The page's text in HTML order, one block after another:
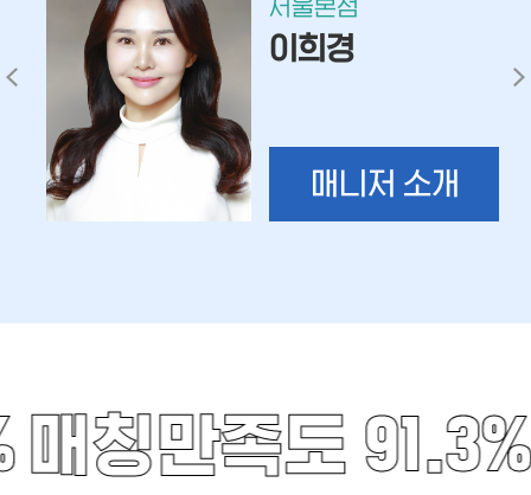
서울본점
이희경
매니저 소개
매칭만족도 91.3%